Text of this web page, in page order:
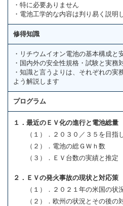
・特に必要ありません
・電池工学的な内容は判り易く説明
修得知識
・リチウムイオン電池の基本構成と
・国内外の安全性規格・試験と実務
・知識と言うよりは、それぞれの実
よう解説します
プログラム
１．最近のＥＶ化の進行と電池総量
（１）．２０３０／３５を目指
（２）．電池の総ＧＷｈ数
（３）．ＥＶ台数の実績と推定
２．ＥＶの発火事故の現状と対応策
（１）．２０２１年の米国の状
（２）．欧州の状況とその後の